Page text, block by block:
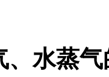
、水蒸